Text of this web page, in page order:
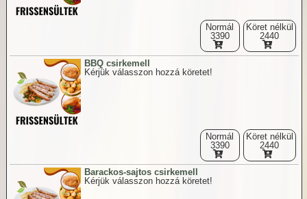
Normál
3390
Köret nélkül
2440
BBQ csirkemell
Kérjük válasszon hozzá köretet!
Normál
3390
Köret nélkül
2440
Barackos-sajtos csirkemell
Kérjük válasszon hozzá köretet!